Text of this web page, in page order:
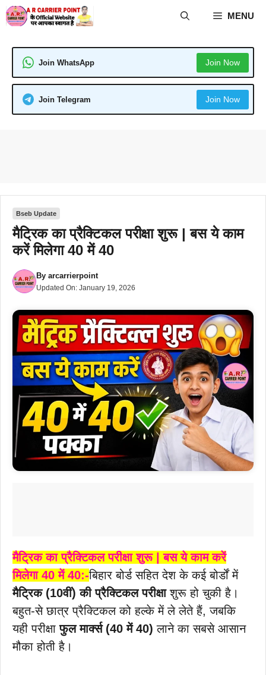
Skip
to
MENU
Join WhatsApp Join Now
Join Telegram Join Now
Bseb Update
मैट्रिक का प्रैक्टिकल परीक्षा शुरू | बस ये काम
करें मिलेगा 40 में 40
By arcarrierpoint
Updated On: January 19, 2026
मैट्रिक का प्रैक्टिकल परीक्षा शुरू | बस ये काम करें
मिलेगा 40 में 40:-बिहार बोर्ड सहित देश के कई बोर्डों में
मैट्रिक (10वीं) की प्रैक्टिकल परीक्षाशुरू हो चुकी है।
बहुत-से छात्र प्रैक्टिकल को हल्के में ले लेते हैं, जबकि
यही परीक्षाफुल मार्क्स (40 में 40) लाने का सबसे आसान
मौका होती है।